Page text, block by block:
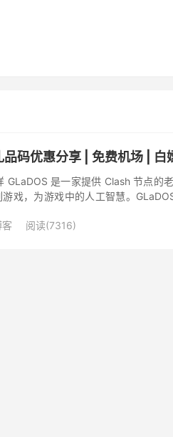
品码优惠分享 | 免费机场 | 白
GLaDOS 是一家提供 Clash 节点的
戏，为游戏中的人工智慧。
阅读(7316)